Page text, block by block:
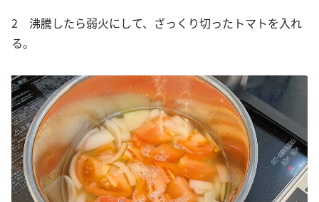
2 沸騰したら弱火にして、ざっくり切ったトマトを入れ
る。